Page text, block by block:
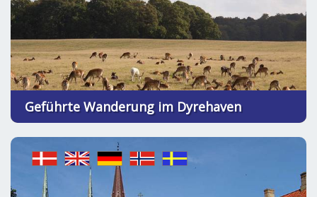
Geführte Wanderung im Dyrehaven